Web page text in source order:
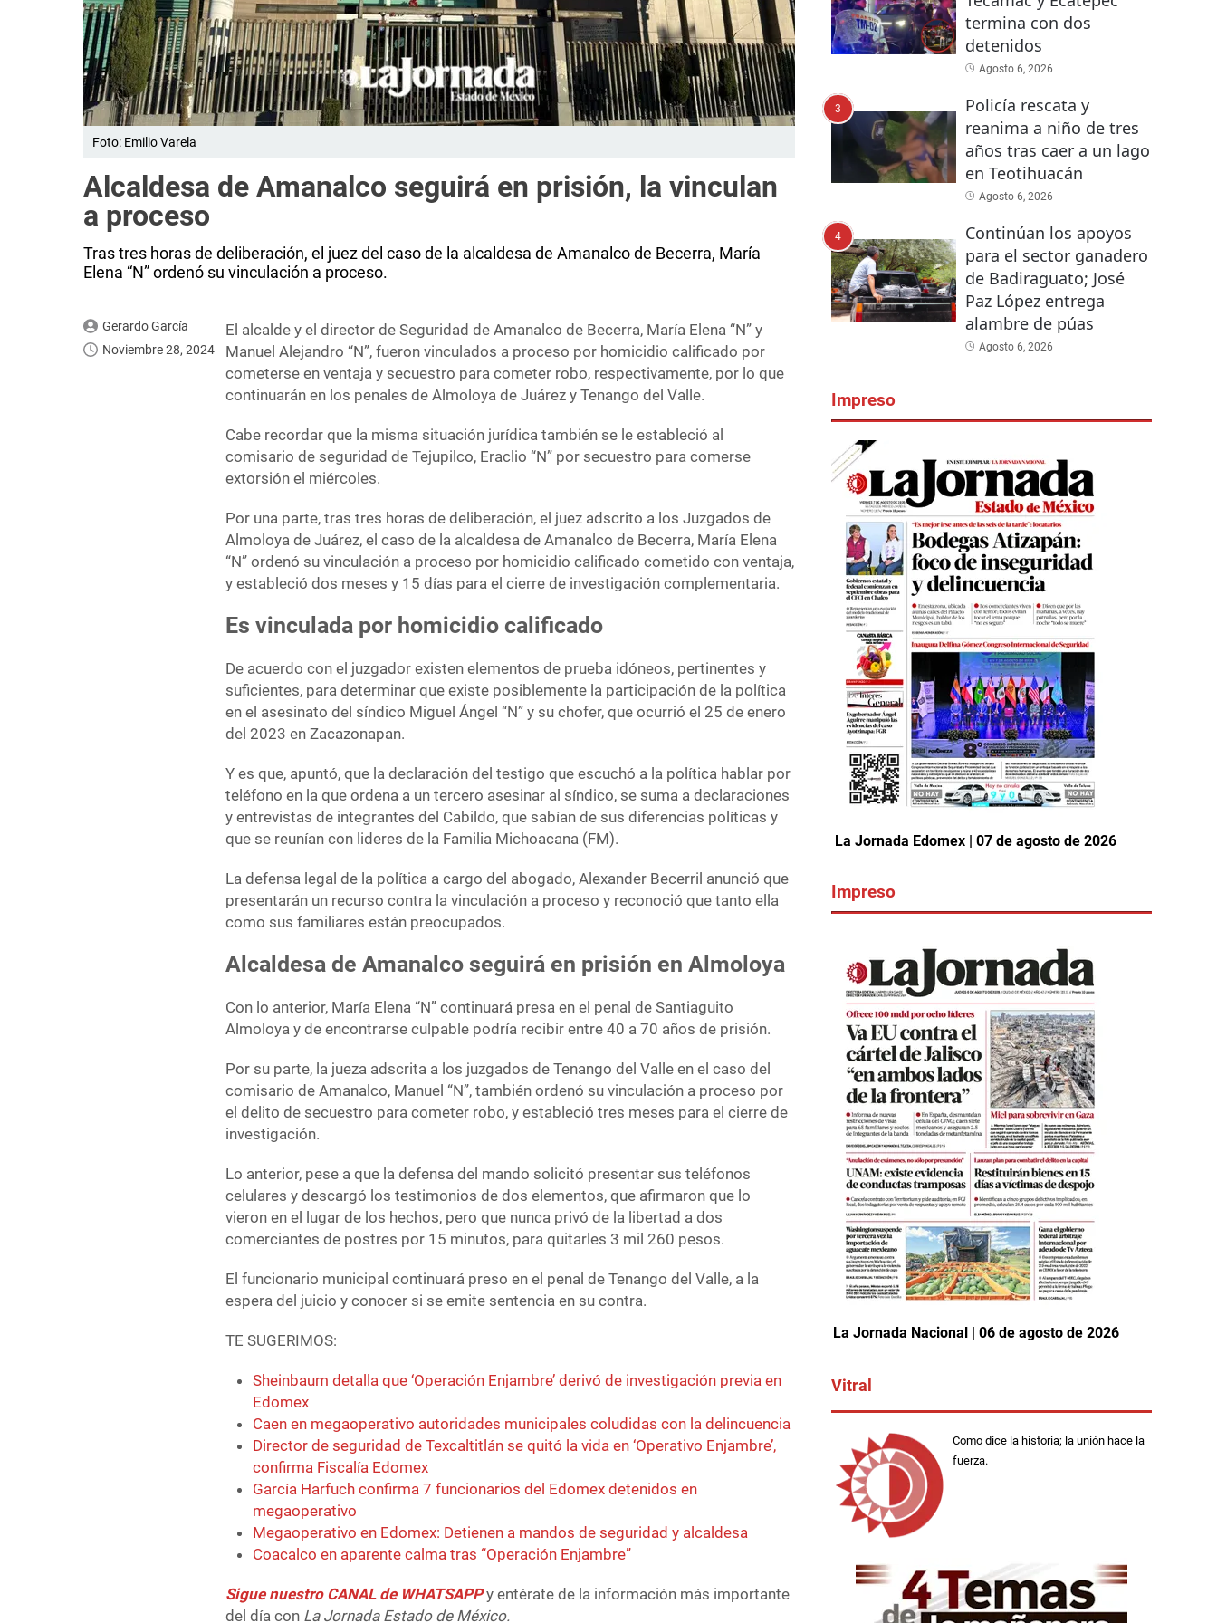
Foto: Emilio Varela
Alcaldesa de Amanalco seguirá en prisión, la vinculan
a proceso
Tras tres horas de deliberación, el juez del caso de la alcaldesa de Amanalco de Becerra, María
Elena “N” ordenó su vinculación a proceso.
Gerardo García
Noviembre 28, 2024
El alcalde y el director de Seguridad de Amanalco de Becerra, María Elena “N” y
Manuel Alejandro “N”, fueron vinculados a proceso por homicidio calificado por
cometerse en ventaja y secuestro para cometer robo, respectivamente, por lo que
continuarán en los penales de Almoloya de Juárez y Tenango del Valle.
Cabe recordar que la misma situación jurídica también se le estableció al
comisario de seguridad de Tejupilco, Eraclio “N” por secuestro para comerse
extorsión el miércoles.
Por una parte, tras tres horas de deliberación, el juez adscrito a los Juzgados de
Almoloya de Juárez, el caso de la alcaldesa de Amanalco de Becerra, María Elena
“N” ordenó su vinculación a proceso por homicidio calificado cometido con ventaja,
y estableció dos meses y 15 días para el cierre de investigación complementaria.
Es vinculada por homicidio calificado
De acuerdo con el juzgador existen elementos de prueba idóneos, pertinentes y
suficientes, para determinar que existe posiblemente la participación de la política
en el asesinato del síndico Miguel Ángel “N” y su chofer, que ocurrió el 25 de enero
del 2023 en Zacazonapan.
Y es que, apuntó, que la declaración del testigo que escuchó a la política hablar por
teléfono en la que ordena a un tercero asesinar al síndico, se suma a declaraciones
y entrevistas de integrantes del Cabildo, que sabían de sus diferencias políticas y
que se reunían con lideres de la Familia Michoacana (FM).
La defensa legal de la política a cargo del abogado, Alexander Becerril anunció que
presentarán un recurso contra la vinculación a proceso y reconoció que tanto ella
como sus familiares están preocupados.
Alcaldesa de Amanalco seguirá en prisión en Almoloya
Con lo anterior, María Elena “N” continuará presa en el penal de Santiaguito
Almoloya y de encontrarse culpable podría recibir entre 40 a 70 años de prisión.
Por su parte, la jueza adscrita a los juzgados de Tenango del Valle en el caso del
comisario de Amanalco, Manuel “N”, también ordenó su vinculación a proceso por
el delito de secuestro para cometer robo, y estableció tres meses para el cierre de
investigación.
Lo anterior, pese a que la defensa del mando solicitó presentar sus teléfonos
celulares y descargó los testimonios de dos elementos, que afirmaron que lo
vieron en el lugar de los hechos, pero que nunca privó de la libertad a dos
comerciantes de postres por 15 minutos, para quitarles 3 mil 260 pesos.
El funcionario municipal continuará preso en el penal de Tenango del Valle, a la
espera del juicio y conocer si se emite sentencia en su contra.
TE SUGERIMOS:
Sheinbaum detalla que ‘Operación Enjambre’ derivó de investigación previa en
Edomex
Caen en megaoperativo autoridades municipales coludidas con la delincuencia
Director de seguridad de Texcaltitlán se quitó la vida en ‘Operativo Enjambre’,
confirma Fiscalía Edomex
García Harfuch confirma 7 funcionarios del Edomex detenidos en
megaoperativo
Megaoperativo en Edomex: Detienen a mandos de seguridad y alcaldesa
Coacalco en aparente calma tras “Operación Enjambre”
Sigue nuestro CANAL de WHATSAPPy entérate de la información más importante
del día con La Jornada Estado de México.
termina con dos
detenidos
Agosto 6, 2026
3
Policía rescata y
reanima a niño de tres
años tras caer a un lago
en Teotihuacán
Agosto 6, 2026
4
Continúan los apoyos
para el sector ganadero
de Badiraguato; José
Paz López entrega
alambre de púas
Agosto 6, 2026
Impreso
La Jornada Edomex | 07 de agosto de 2026
Impreso
La Jornada Nacional | 06 de agosto de 2026
Vitral
Como dice la historia; la unión hace la
fuerza.